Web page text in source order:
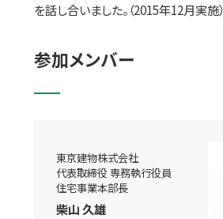
を話し合いました。（2015年12月実施）
参加メンバー
東京建物株式会社
代表取締役 専務執行役員
住宅事業本部長
柴山 久雄